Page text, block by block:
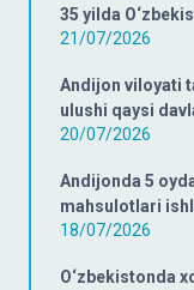
35 yilda
21/07/2026
Andijon viloyati
ulushi qaysi
20/07/2026
Andijonda 5
mahsulotlari
18/07/2026
O‘zbekistonda